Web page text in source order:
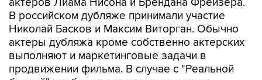
Николай Басков и Максим Виторган. Обычно
актеры дубляжа кроме собственно актерских
выполняют и маркетинговые задачи в
продвижении фильма. В случае с "Реальной
белкой" особенного продвижения и не
потребовалось - в фильм поверили